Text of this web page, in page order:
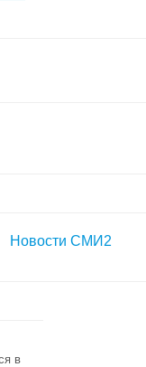
Новости СМИ2
в